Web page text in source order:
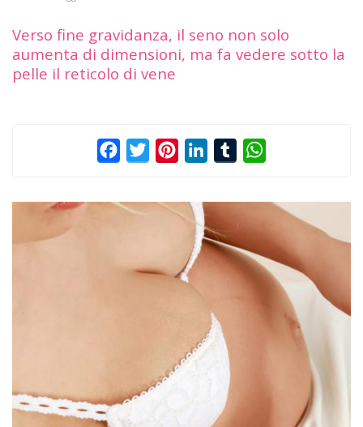
Verso fine gravidanza, il seno non solo
aumenta di dimensioni, ma fa vedere sotto la
pelle il reticolo di vene
FacebookTwitterPinterestLinkedInTumblr